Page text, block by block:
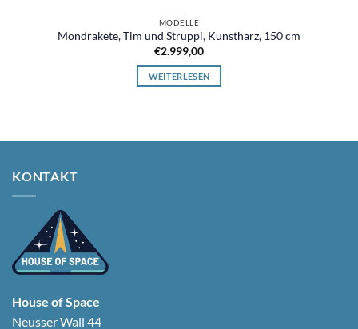
MODELLE
Mondrakete, Tim und Struppi, Kunstharz, 150 cm
€2.999,00
WEITERLESEN
KONTAKT
House of Space
Neusser Wall 44